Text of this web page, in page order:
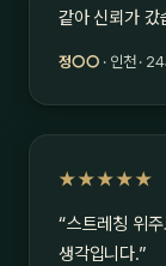
같아 신뢰가 갔
정○○ · 인천 ·
★★★★★
“스트레칭 위
생각입니다.”